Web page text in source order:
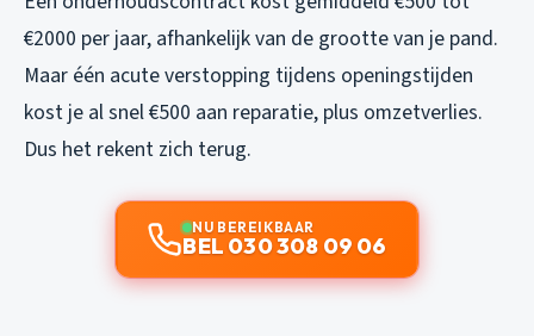
€2000 per jaar, afhankelijk van de grootte van je pand.
Maar één acute verstopping tijdens openingstijden
kost je al snel €500 aan reparatie, plus omzetverlies.
Dus het rekent zich terug.
NU BEREIKBAAR
BEL 030 308 09 06